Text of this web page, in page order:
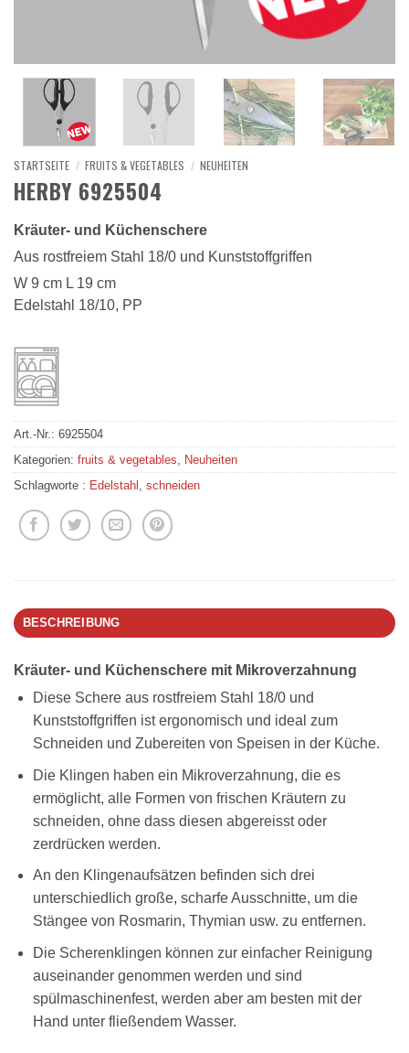
STARTSEITE / FRUITS & VEGETABLES / NEUHEITEN
HERBY 6925504
Kräuter- und Küchenschere
Aus rostfreiem Stahl 18/0 und Kunststoffgriffen
W 9 cm L 19 cm
Edelstahl 18/10, PP
Art.-Nr.: 6925504
Kategorien: fruits & vegetables, Neuheiten
Schlagworte : Edelstahl , schneiden
BESCHREIBUNG
Kräuter- und Küchenschere mit Mikroverzahnung
Diese Schere aus rostfreiem Stahl 18/0 und
Kunststoffgriffen ist ergonomisch und ideal zum
Schneiden und Zubereiten von Speisen in der Küche.
Die Klingen haben ein Mikroverzahnung, die es
ermöglicht, alle Formen von frischen Kräutern zu
schneiden, ohne dass diesen abgereisst oder
zerdrücken werden.
An den Klingenaufsätzen befinden sich drei
unterschiedlich große, scharfe Ausschnitte, um die
Stängee von Rosmarin, Thymian usw. zu entfernen.
Die Scherenklingen können zur einfacher Reinigung
auseinander genommen werden und sind
spülmaschinenfest, werden aber am besten mit der
Hand unter fließendem Wasser.